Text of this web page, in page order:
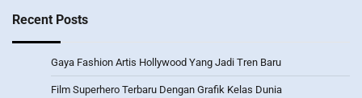
Recent Posts
Gaya Fashion Artis Hollywood Yang Jadi Tren Baru
Film Superhero Terbaru Dengan Grafik Kelas Dunia